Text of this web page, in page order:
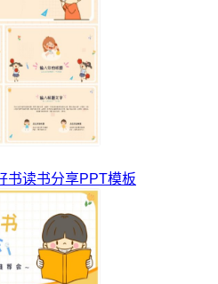
书读书分享PPT模板